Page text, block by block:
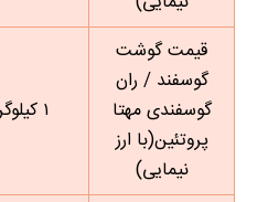
قیمت گوشت
گوسفند / ران
گوسفندی مهتا
پروتئین(با ارز
نیمایی)
۱ کیلوگرم